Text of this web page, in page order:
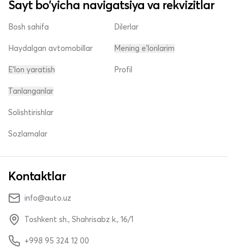
Sayt bo'yicha navigatsiya va rekvizitlar
Bosh sahifa
Haydalgan avtomobillar
E'lon yaratish
Dilerlar
Mening e'lonlarim
Profil
Tanlanganlar
Solishtirishlar
Sozlamalar
Kontaktlar
info@auto.uz
Toshkent sh., Shahrisabz k., 16/1
+998 95 324 12 00